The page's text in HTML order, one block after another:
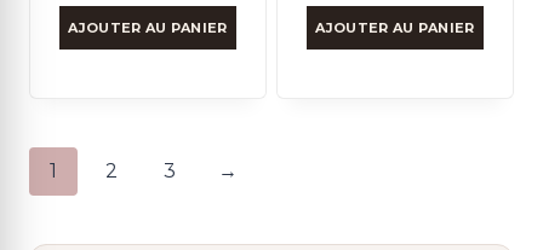
AJOUTER AU PANIER AJOUTER AU PANIER
1 2 3 →